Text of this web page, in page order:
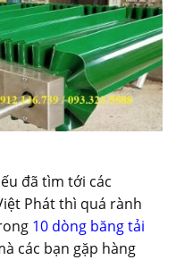
đã tìm tới các
Phát thì quá rành
10 dòng băng tải
các bạn gặp hàng